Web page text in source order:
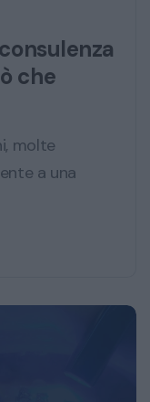
che
molte
a una